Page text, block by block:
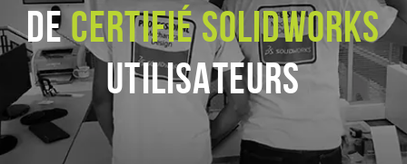
DECERTIFIÉ SOLIDWORKS
UTILISATEURS